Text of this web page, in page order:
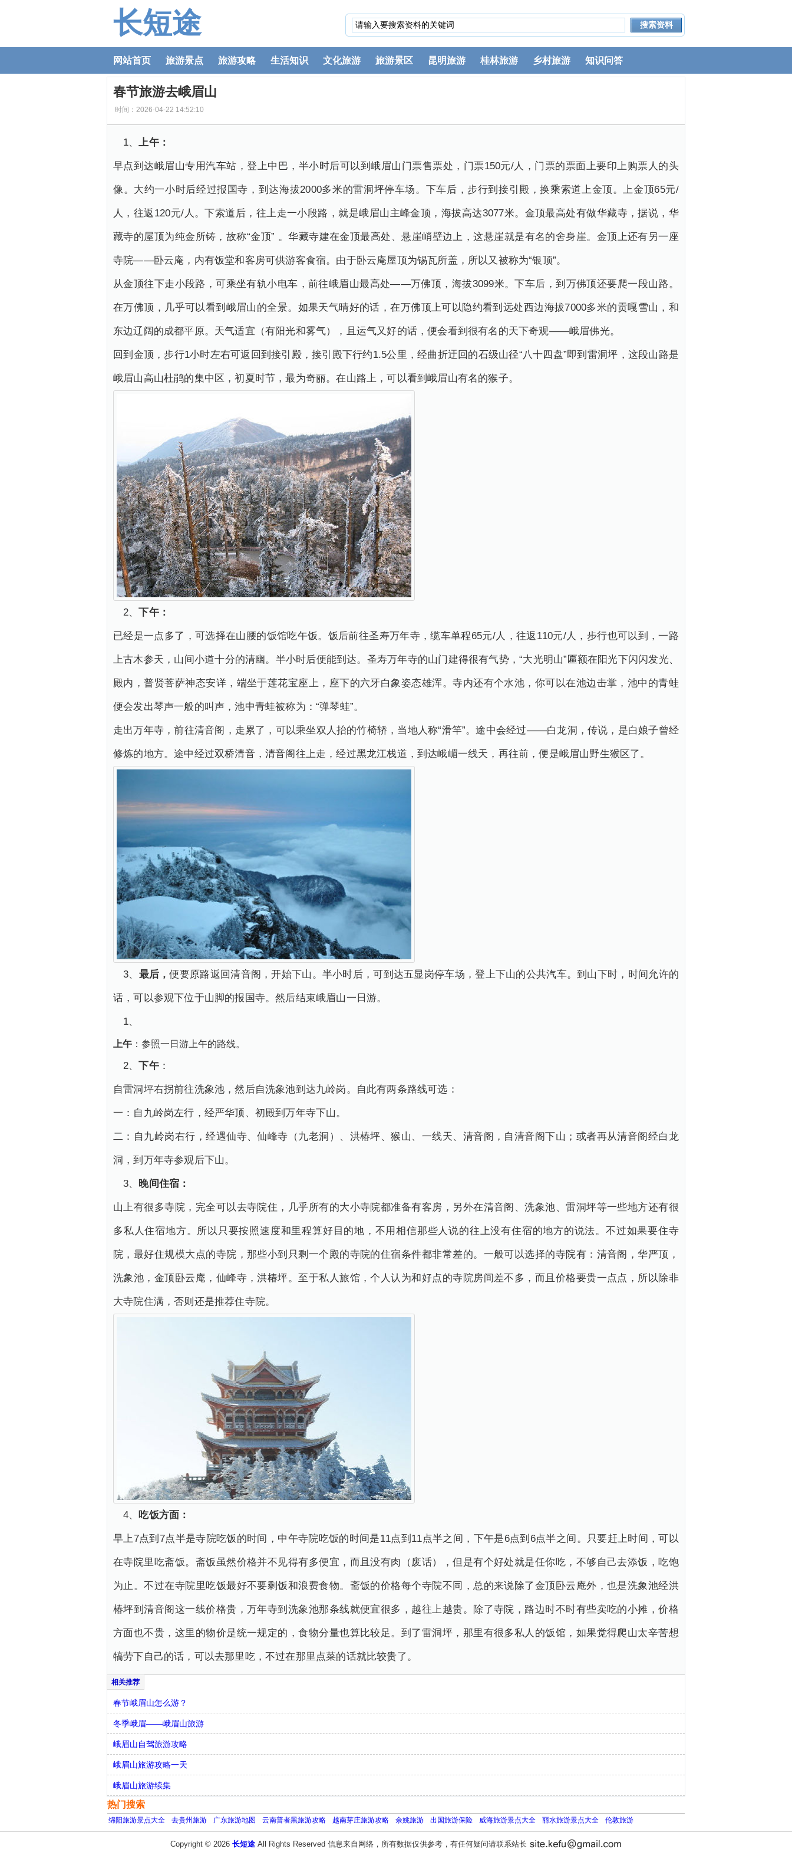
长短途
网站首页 旅游景点 旅游攻略 生活知识 文化旅游 旅游景区 昆明旅游 桂林旅游 乡村旅游 知识问答
春节旅游去峨眉山
时间：2026-04-22 14:52:10
1、上午：
早点到达峨眉山专用汽车站，登上中巴，半小时后可以到峨眉山门票售票处，门票150元/人，门票的票面上要印上购票人的头
像。大约一小时后经过报国寺，到达海拔2000多米的雷洞坪停车场。下车后，步行到接引殿，换乘索道上金顶。上金顶65元/
人，往返120元/人。下索道后，往上走一小段路，就是峨眉山主峰金顶，海拔高达3077米。金顶最高处有做华藏寺，据说，华
藏寺的屋顶为纯金所铸，故称“金顶” 。华藏寺建在金顶最高处、悬崖峭壁边上，这悬崖就是有名的舍身崖。金顶上还有另一座
寺院——卧云庵，内有饭堂和客房可供游客食宿。由于卧云庵屋顶为锡瓦所盖，所以又被称为“银顶”。
从金顶往下走小段路，可乘坐有轨小电车，前往峨眉山最高处——万佛顶，海拔3099米。下车后，到万佛顶还要爬一段山路。
在万佛顶，几乎可以看到峨眉山的全景。如果天气晴好的话，在万佛顶上可以隐约看到远处西边海拔7000多米的贡嘎雪山，和
东边辽阔的成都平原。天气适宜（有阳光和雾气），且运气又好的话，便会看到很有名的天下奇观——峨眉佛光。
回到金顶，步行1小时左右可返回到接引殿，接引殿下行约1.5公里，经曲折迂回的石级山径“八十四盘”即到雷洞坪，这段山路是
峨眉山高山杜鹃的集中区，初夏时节，最为奇丽。在山路上，可以看到峨眉山有名的猴子。
2、下午：
已经是一点多了，可选择在山腰的饭馆吃午饭。饭后前往圣寿万年寺，缆车单程65元/人，往返110元/人，步行也可以到，一路
上古木参天，山间小道十分的清幽。半小时后便能到达。圣寿万年寺的山门建得很有气势，“大光明山”匾额在阳光下闪闪发光、
殿内，普贤菩萨神态安详，端坐于莲花宝座上，座下的六牙白象姿态雄浑。寺内还有个水池，你可以在池边击掌，池中的青蛙
便会发出琴声一般的叫声，池中青蛙被称为：“弹琴蛙”。
走出万年寺，前往清音阁，走累了，可以乘坐双人抬的竹椅轿，当地人称“滑竿”。途中会经过——白龙洞，传说，是白娘子曾经
修炼的地方。途中经过双桥清音，清音阁往上走，经过黑龙江栈道，到达峨嵋一线天，再往前，便是峨眉山野生猴区了。
3、 最后，便要原路返回清音阁，开始下山。半小时后，可到达五显岗停车场，登上下山的公共汽车。到山下时，时间允许的
话，可以参观下位于山脚的报国寺。然后结束峨眉山一日游。
1、
上午 ：参照一日游上午的路线。
2、下午：
自雷洞坪右拐前往洗象池，然后自洗象池到达九岭岗。自此有两条路线可选：
一：自九岭岗左行，经严华顶、初殿到万年寺下山。
二：自九岭岗右行，经遇仙寺、仙峰寺（九老洞）、洪椿坪、猴山、一线天、清音阁，自清音阁下山；或者再从清音阁经白龙
洞，到万年寺参观后下山。
3、 晚间住宿：
山上有很多寺院，完全可以去寺院住，几乎所有的大小寺院都准备有客房，另外在清音阁、洗象池、雷洞坪等一些地方还有很
多私人住宿地方。所以只要按照速度和里程算好目的地，不用相信那些人说的往上没有住宿的地方的说法。不过如果要住寺
院，最好住规模大点的寺院，那些小到只剩一个殿的寺院的住宿条件都非常差的。一般可以选择的寺院有：清音阁，华严顶，
洗象池，金顶卧云庵，仙峰寺，洪椿坪。至于私人旅馆，个人认为和好点的寺院房间差不多，而且价格要贵一点点，所以除非
大寺院住满，否则还是推荐住寺院。
4、吃饭方面：
早上7点到7点半是寺院吃饭的时间，中午寺院吃饭的时间是11点到11点半之间，下午是6点到6点半之间。只要赶上时间，可以
在寺院里吃斋饭。斋饭虽然价格并不见得有多便宜，而且没有肉（废话），但是有个好处就是任你吃，不够自己去添饭，吃饱
为止。不过在寺院里吃饭最好不要剩饭和浪费食物。斋饭的价格每个寺院不同，总的来说除了金顶卧云庵外，也是洗象池经洪
椿坪到清音阁这一线价格贵，万年寺到洗象池那条线就便宜很多，越往上越贵。除了寺院，路边时不时有些卖吃的小摊，价格
方面也不贵，这里的物价是统一规定的，食物分量也算比较足。到了雷洞坪，那里有很多私人的饭馆，如果觉得爬山太辛苦想
犒劳下自己的话，可以去那里吃，不过在那里点菜的话就比较贵了。
春节峨眉山怎么游？
冬季峨眉——峨眉山旅游
峨眉山自驾旅游攻略
峨眉山旅游攻略一天
峨眉山旅游续集
热门搜索
绵阳旅游景点大全 去贵州旅游 广东旅游地图 云南普者黑旅游攻略 越南芽庄旅游攻略 余姚旅游 出国旅游保险 威海旅游景点大全 丽水旅游景点大全 伦敦旅游
Copyright © 2026 长短途All Rights Reserved 信息来自网络，所有数据仅供参考，有任何疑问请联系站长